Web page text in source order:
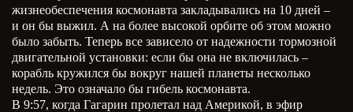
жизнеобеспечения космонавта закладывались на 10 дней –
и он бы выжил. А на более высокой орбите об этом можно
было забыть. Теперь все зависело от надежности тормозной
двигательной установки: если бы она не включилась –
корабль кружился бы вокруг нашей планеты несколько
недель. Это означало бы гибель космонавта.
В 9:57, когда Гагарин пролетал над Америкой, в эфир